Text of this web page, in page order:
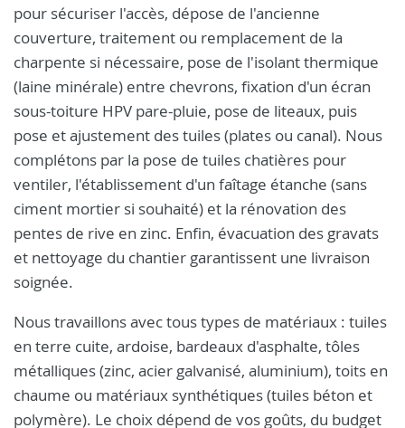
pour sécuriser l'accès, dépose de l'ancienne
couverture, traitement ou remplacement de la
charpente si nécessaire, pose de l'isolant thermique
(laine minérale) entre chevrons, fixation d'un écran
sous-toiture HPV pare-pluie, pose de liteaux, puis
pose et ajustement des tuiles (plates ou canal). Nous
complétons par la pose de tuiles chatières pour
ventiler, l'établissement d'un faîtage étanche (sans
ciment mortier si souhaité) et la rénovation des
pentes de rive en zinc. Enfin, évacuation des gravats
et nettoyage du chantier garantissent une livraison
soignée.
Nous travaillons avec tous types de matériaux : tuiles
en terre cuite, ardoise, bardeaux d'asphalte, tôles
métalliques (zinc, acier galvanisé, aluminium), toits en
chaume ou matériaux synthétiques (tuiles béton et
polymère). Le choix dépend de vos goûts, du budget